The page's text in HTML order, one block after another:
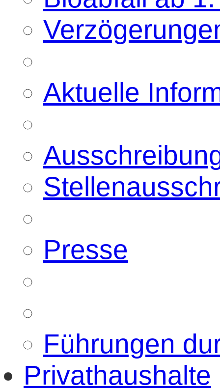
Aktuelle
Presse
Führungen
Privathaushalte